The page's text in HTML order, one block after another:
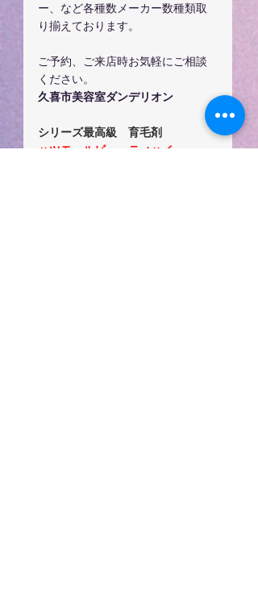
ー、など各種数メーカー数種類取
り揃えております。
ご予約、ご来店時お気軽にご相談
ください。
久喜市美容室ダンデリオン
シリーズ最高級　育毛剤
ハツモールビューティハイ